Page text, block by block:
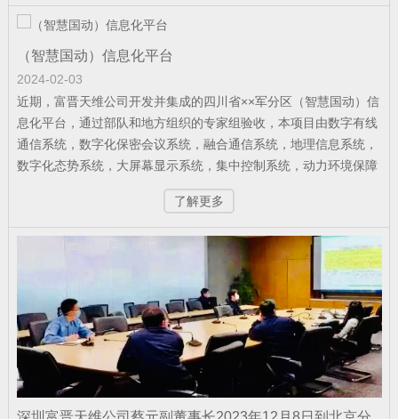
公司新闻 | 2026-05-21
军队资产管理变革：从“静态账本”到“动态
战力”
公司新闻| 2026-02-07
捷报！富晋天维连续中标两个军队核心信
息化项目
公司新闻| 2026-01-13
武警综合指挥信息化平台成功试运行
（智慧国动）信息化平台
2024-02-03
近期，富晋天维公司开发并集成的四川省××军分区（智慧国动）信
息化平台，通过部队和地方组织的专家组验收，本项目由数字有线
通信系统，数字化保密会议系统，融合通信系统，地理信息系统，
数字化态势系统，大屏幕显示系统，集中控制系统，动力环境保障
系统等组成，该工程是四川省国防动员部门的示范项目，系统平台
的功能技术得到军队首长和地方领导的高度肯定。
了解更多